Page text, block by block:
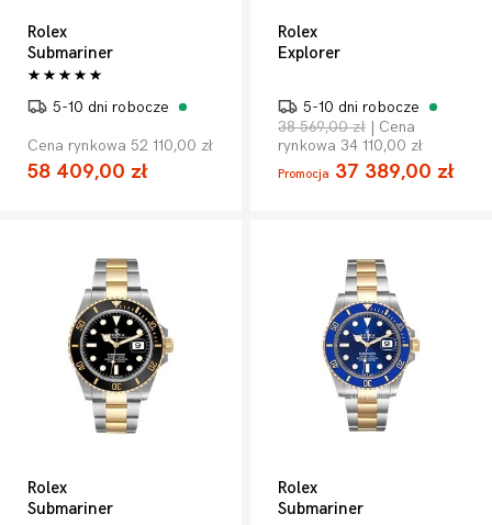
Rolex
Submariner
5-10 dni robocze
Cena rynkowa 52 110,00 zł
58 409,00 zł
Rolex
Explorer
5-10 dni robocze
38 569,00 zł | Cena
rynkowa 34 110,00 zł
Promocja 37 389,00 zł
Rolex
Submariner
Rolex
Submariner